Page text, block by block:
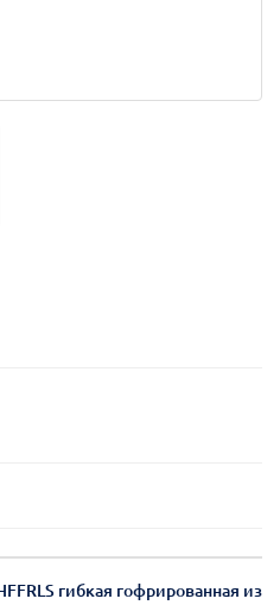
гибкая гофрированная из